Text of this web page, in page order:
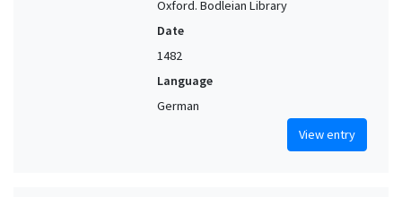
Oxford. Bodleian Library
Date
1482
Language
German
View entry